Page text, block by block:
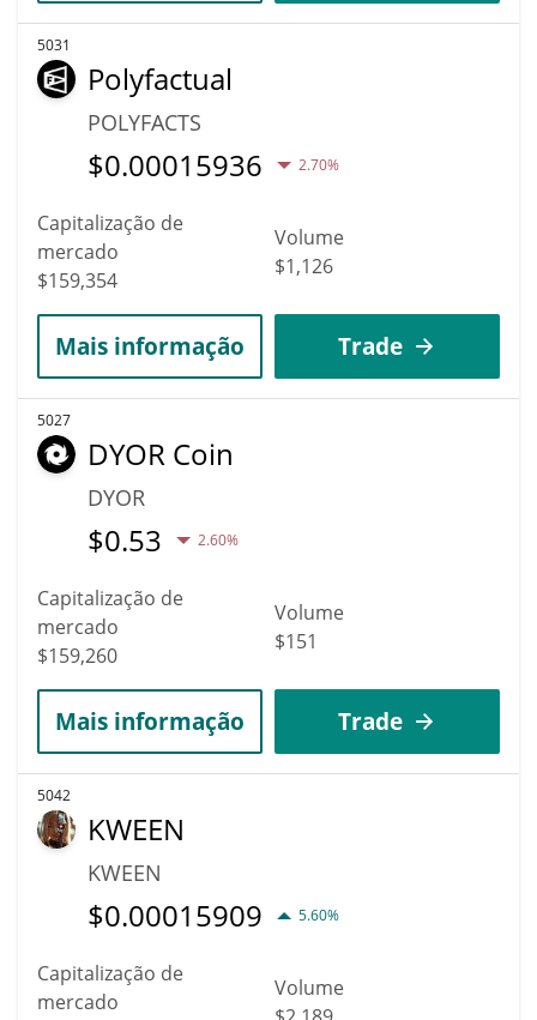
5031
Polyfactual
POLYFACTS
$0.00015936 2.70%
Capitalização de
mercado
$159,354
Volume
$1,126
Mais informação Trade
5027
DYOR Coin
DYOR
$0.53 2.60%
Capitalização de
mercado
$159,260
Volume
$151
Mais informação Trade
5042
KWEEN
KWEEN
$0.00015909 5.60%
Capitalização de
mercado
Volume